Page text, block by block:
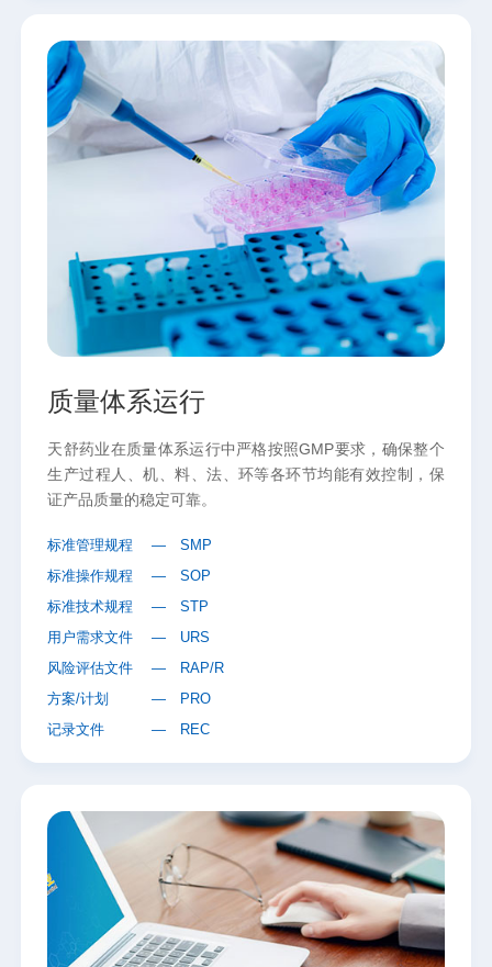
质量体系运行
天舒药业在质量体系运行中严格按照GMP要求，确保整个
生产过程人、机、料、法、环等各环节均能有效控制，保
证产品质量的稳定可靠。
标准管理规程
— SMP
标准操作规程
— SOP
标准技术规程
— STP
用户需求文件
— URS
风险评估文件
— RAP/R
方案/计划
— PRO
记录文件
— REC